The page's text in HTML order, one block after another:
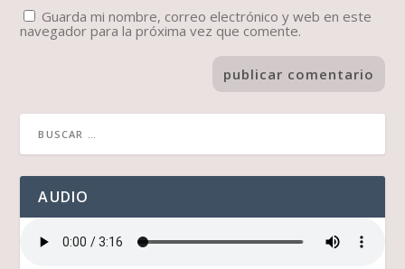
Guarda mi nombre, correo electrónico y web en este
navegador para la próxima vez que comente.
AUDIO